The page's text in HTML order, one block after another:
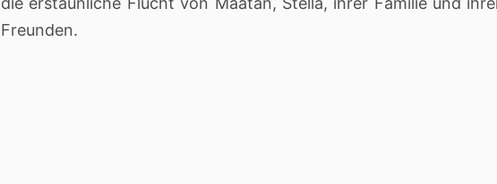
Freunden.